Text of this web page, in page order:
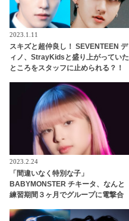
2023.1.11
スキズと超仲良し！ SEVENTEEN デ
ィノ、StrayKidsと盛り上がっていた
ところをスタッフに止められる？！
元へ連行・・ かわいすぎる一部始終
2023.2.24
「間違いなく特別な子」
BABYMONSTER チキータ、なんと
練習期間３ヶ月でグループに電撃合
鼓判！ 圧巻の才能でYGエンタの重鎮